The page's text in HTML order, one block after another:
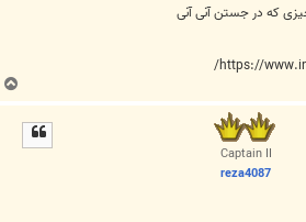
که در جستن آنی آنی
https://
Captain II
reza4087